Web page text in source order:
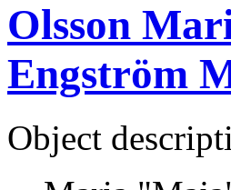
Olsson
Engström
Object